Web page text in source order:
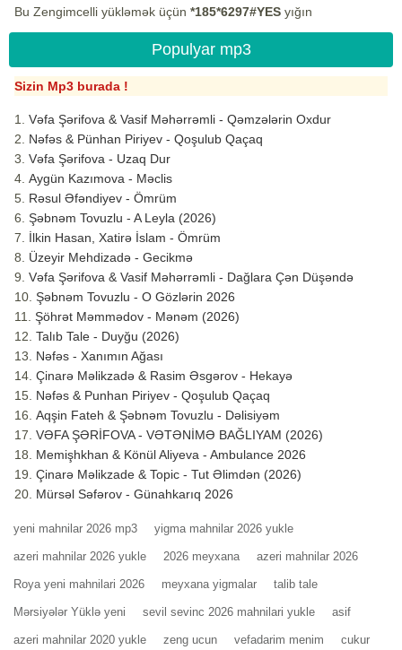
Bu Zengimcelli yükləmək üçün *185*6297#YES yığın
Populyar mp3
Sizin Mp3 burada !
Vəfa Şərifova & Vasif Məhərrəmli - Qəmzələrin Oxdur
Nəfəs & Pünhan Piriyev - Qoşulub Qaçaq
Vəfa Şərifova - Uzaq Dur
Aygün Kazımova - Məclis
Rəsul Əfəndiyev - Ömrüm
Şəbnəm Tovuzlu - A Leyla (2026)
İlkin Hasan, Xatirə İslam - Ömrüm
Üzeyir Mehdizadə - Gecikmə
Vəfa Şərifova & Vasif Məhərrəmli - Dağlara Çən Düşəndə
Şəbnəm Tovuzlu - O Gözlərin 2026
Şöhrət Məmmədov - Mənəm (2026)
Talıb Tale - Duyğu (2026)
Nəfəs - Xanımın Ağası
Çinarə Məlikzadə & Rasim Əsgərov - Hekayə
Nəfəs & Punhan Piriyev - Qoşulub Qaçaq
Aqşin Fateh & Şəbnəm Tovuzlu - Dəlisiyəm
VƏFA ŞƏRİFOVA - VƏTƏNİMƏ BAĞLIYAM (2026)
Memişhkhan & Könül Aliyeva - Ambulance 2026
Çinarə Məlikzade & Topic - Tut Əlimdən (2026)
Mürsəl Səfərov - Günahkarıq 2026
yeni mahnilar 2026 mp3 yigma mahnilar 2026 yukle
azeri mahnilar 2026 yukle 2026 meyxana azeri mahnilar 2026
Roya yeni mahnilari 2026 meyxana yigmalar talib tale
Mərsiyələr Yüklə yeni sevil sevinc 2026 mahnilari yukle asif
azeri mahnilar 2020 yukle zeng ucun vefadarim menim cukur